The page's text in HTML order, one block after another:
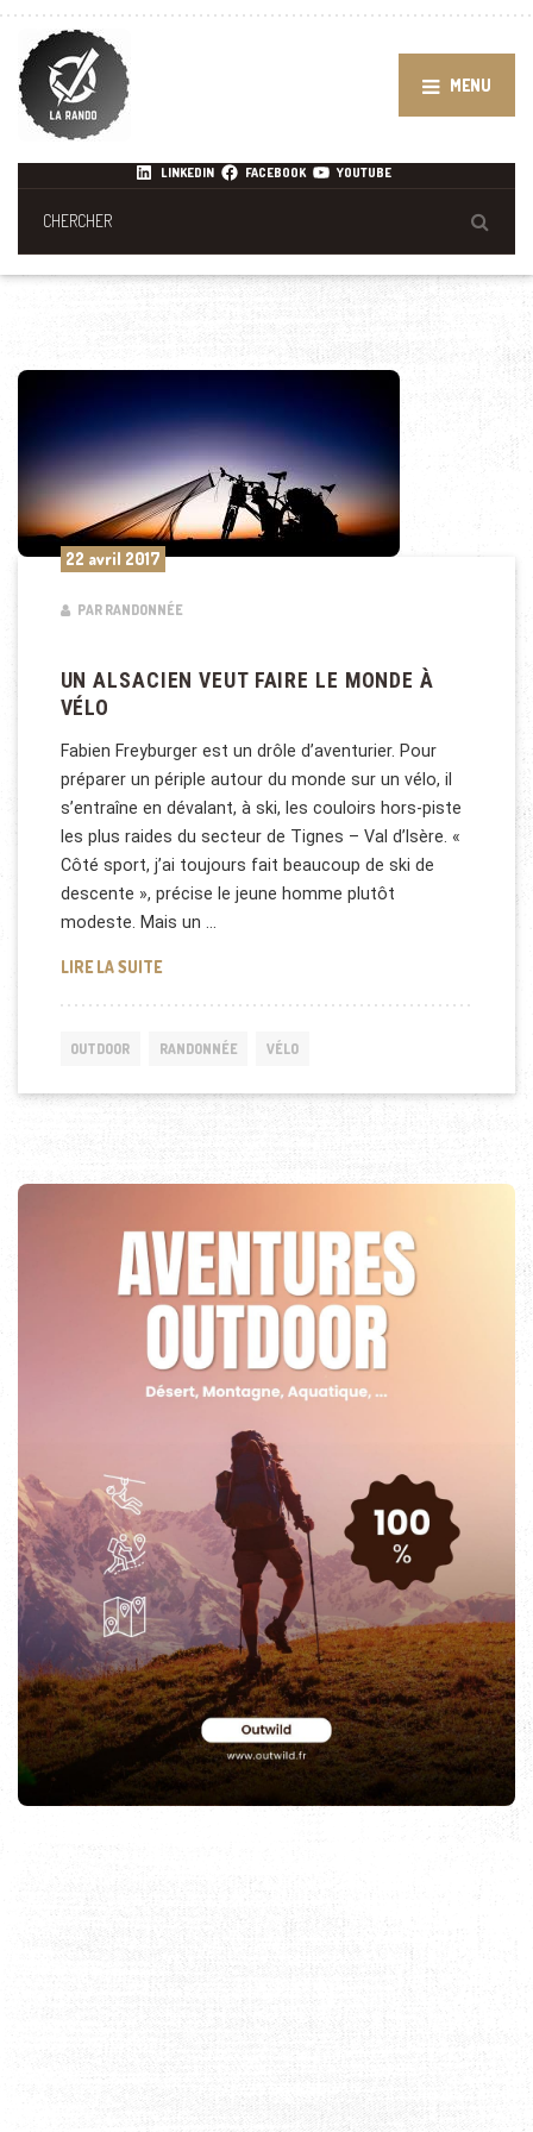
MENU
LINKEDIN FACEBOOK YOUTUBE
22 avril 2017
PAR RANDONNÉE
UN ALSACIEN VEUT FAIRE LE MONDE À
VÉLO
Fabien Freyburger est un drôle d’aventurier. Pour
préparer un périple autour du monde sur un vélo, il
s’entraîne en dévalant, à ski, les couloirs hors-piste
les plus raides du secteur de Tignes – Val d’Isère. «
Côté sport, j’ai toujours fait beaucoup de ski de
descente », précise le jeune homme plutôt
modeste. Mais un …
LIRE LA SUITEUN ALSACIEN VEUT FAIRE LE MONDE À VÉLO
OUTDOOR RANDONNÉE VÉLO